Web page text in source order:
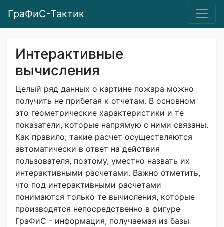
ГраФиС-Тактик
Интерактивные
вычисления
Целый ряд данных о картине пожара можно
получить не прибегая к отчетам. В основном
это геометрические характеристики и те
показатели, которые напрямую с ними связаны.
Как правило, такие расчет осуществляются
автоматически в ответ на действия
пользователя, поэтому, уместно назвать их
интерактивными расчетами. Важно отметить,
что под интерактивными расчетами
понимаются только те вычисления, которые
производятся непосредственно в фигуре
ГраФиС - информация, получаемая из базы